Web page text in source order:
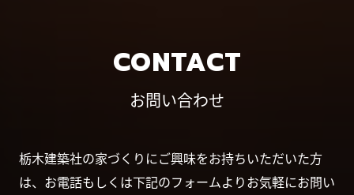
CONTACT
お問い合わせ
栃木建築社の家づくりにご興味をお持ちいただいた方
は、お電話もしくは下記のフォームよりお気軽にお問い